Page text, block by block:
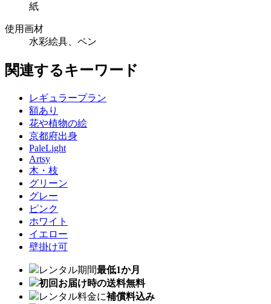
紙
使用画材
水彩絵具、ペン
関連するキーワード
レギュラープラン
額あり
花や植物の絵
京都府出身
PaleLight
Artsy
木・枝
グリーン
グレー
ピンク
ホワイト
イエロー
壁掛け可
レンタル期間最低1か月
初回お届け時の送料無料
レンタル料金に補償料込み